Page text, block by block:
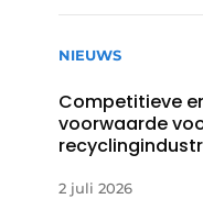
NIEUWS
Competitieve
voorwaarde
2 juli 2026